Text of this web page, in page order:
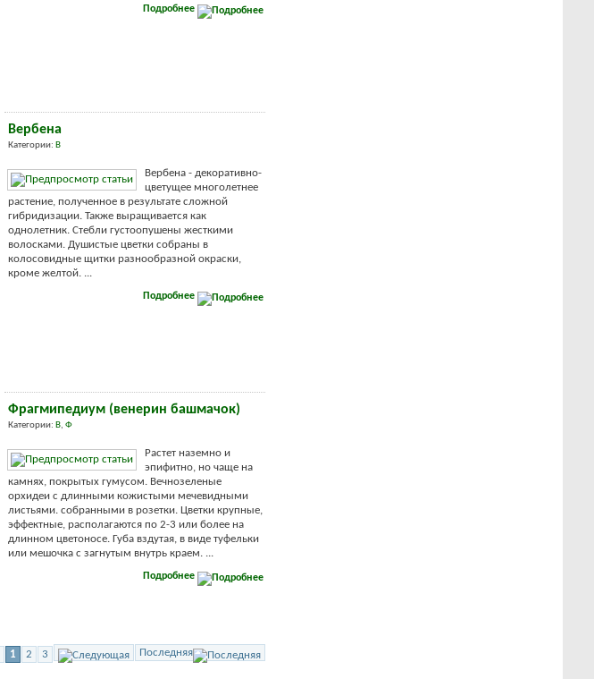
Подробнее
Вербена
Категории: В
Вербена - декоративно-
цветущее многолетнее
растение, полученное в результате сложной
гибридизации. Также выращивается как
однолетник. Стебли густоопушены жесткими
волосками. Душистые цветки собраны в
колосовидные щитки разнообразной окраски,
кроме желтой. ...
Подробнее
Фрагмипедиум (венерин башмачок)
Категории: В, Ф
Растет наземно и
эпифитно, но чаще на
камнях, покрытых гумусом. Вечнозеленые
орхидеи с длинными кожистыми мечевидными
листьями. собранными в розетки. Цветки крупные,
эффектные, располагаются по 2-3 или более на
длинном цветоносе. Губа вздутая, в виде туфельки
или мешочка с загнутым внутрь краем. ...
Подробнее
1 2 3 Последняя